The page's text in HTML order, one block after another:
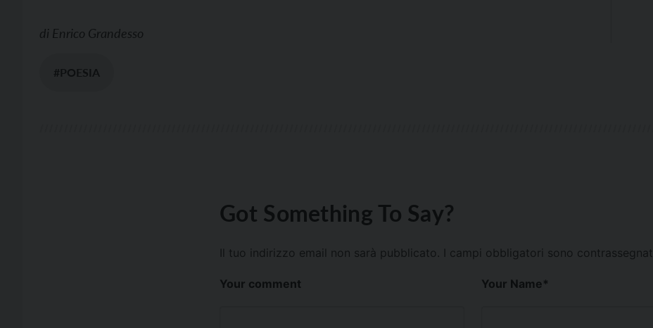
di Enrico Grandesso
#POESIA
Got Something To Say?
Il tuo indirizzo email non sarà pubblicato. I campi obbligatori sono contrassegnati
Your comment Your Name*